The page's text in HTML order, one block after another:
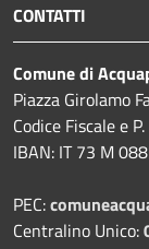
CONTATTI
Comune di
Piazza Girolamo
Codice Fiscale e
IBAN: IT 73 M
PEC:
Centralino Unico: